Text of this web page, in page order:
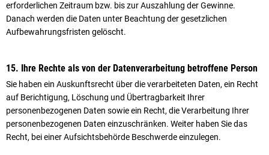
erforderlichen Zeitraum bzw. bis zur Auszahlung der Gewinne.
Danach werden die Daten unter Beachtung der gesetzlichen
Aufbewahrungsfristen gelöscht.
15. Ihre Rechte als von der Datenverarbeitung betroffene Person
Sie haben ein Auskunftsrecht über die verarbeiteten Daten, ein Recht
auf Berichtigung, Löschung und Über­trag­barkeit Ihrer
personenbezogenen Daten sowie ein Recht, die Verarbeitung Ihrer
personenbezogenen Daten ein­zu­schränken. Weiter haben Sie das
Recht, bei einer Aufsichtsbehörde Beschwerde einzulegen.